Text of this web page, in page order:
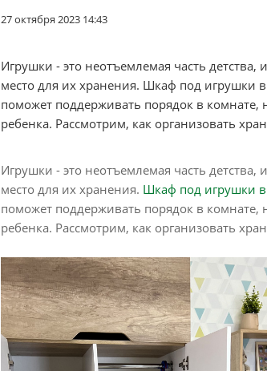
27 октября 2023 14:43
Игрушки - это неотъемлемая часть
место для их хранения. Шкаф под игрушки
поможет поддерживать порядок в комнате,
ребенка. Рассмотрим, как организовать
Игрушки - это неотъемлемая часть
место для их хранения. Шкаф под игрушки в
поможет поддерживать порядок в комнате,
ребенка. Рассмотрим, как организовать